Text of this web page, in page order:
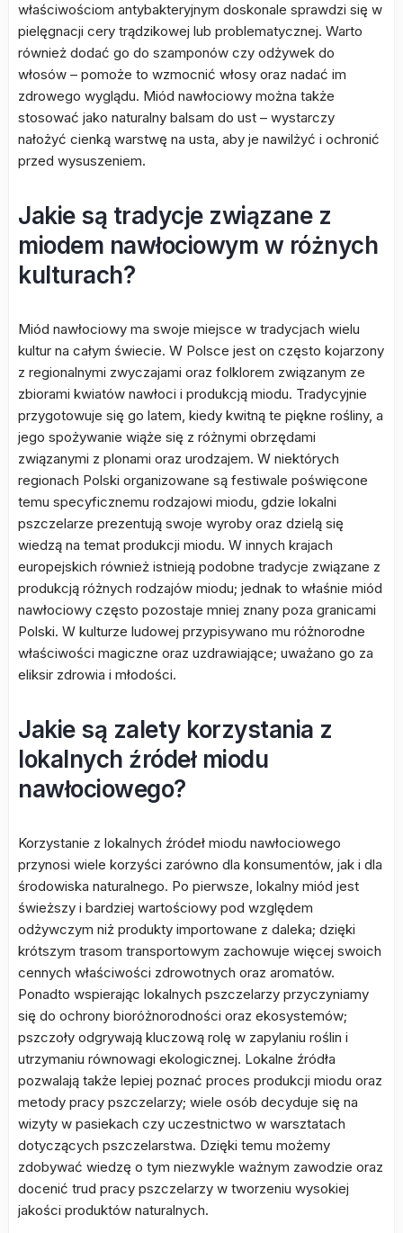
właściwościom antybakteryjnym doskonale sprawdzi się w
pielęgnacji cery trądzikowej lub problematycznej. Warto
również dodać go do szamponów czy odżywek do
włosów – pomoże to wzmocnić włosy oraz nadać im
zdrowego wyglądu. Miód nawłociowy można także
stosować jako naturalny balsam do ust – wystarczy
nałożyć cienką warstwę na usta, aby je nawilżyć i ochronić
przed wysuszeniem.
Jakie są tradycje związane z
miodem nawłociowym w różnych
kulturach?
Miód nawłociowy ma swoje miejsce w tradycjach wielu
kultur na całym świecie. W Polsce jest on często kojarzony
z regionalnymi zwyczajami oraz folklorem związanym ze
zbiorami kwiatów nawłoci i produkcją miodu. Tradycyjnie
przygotowuje się go latem, kiedy kwitną te piękne rośliny, a
jego spożywanie wiąże się z różnymi obrzędami
związanymi z plonami oraz urodzajem. W niektórych
regionach Polski organizowane są festiwale poświęcone
temu specyficznemu rodzajowi miodu, gdzie lokalni
pszczelarze prezentują swoje wyroby oraz dzielą się
wiedzą na temat produkcji miodu. W innych krajach
europejskich również istnieją podobne tradycje związane z
produkcją różnych rodzajów miodu; jednak to właśnie miód
nawłociowy często pozostaje mniej znany poza granicami
Polski. W kulturze ludowej przypisywano mu różnorodne
właściwości magiczne oraz uzdrawiające; uważano go za
eliksir zdrowia i młodości.
Jakie są zalety korzystania z
lokalnych źródeł miodu
nawłociowego?
Korzystanie z lokalnych źródeł miodu nawłociowego
przynosi wiele korzyści zarówno dla konsumentów, jak i dla
środowiska naturalnego. Po pierwsze, lokalny miód jest
świeższy i bardziej wartościowy pod względem
odżywczym niż produkty importowane z daleka; dzięki
krótszym trasom transportowym zachowuje więcej swoich
cennych właściwości zdrowotnych oraz aromatów.
Ponadto wspierając lokalnych pszczelarzy przyczyniamy
się do ochrony bioróżnorodności oraz ekosystemów;
pszczoły odgrywają kluczową rolę w zapylaniu roślin i
utrzymaniu równowagi ekologicznej. Lokalne źródła
pozwalają także lepiej poznać proces produkcji miodu oraz
metody pracy pszczelarzy; wiele osób decyduje się na
wizyty w pasiekach czy uczestnictwo w warsztatach
dotyczących pszczelarstwa. Dzięki temu możemy
zdobywać wiedzę o tym niezwykle ważnym zawodzie oraz
docenić trud pracy pszczelarzy w tworzeniu wysokiej
jakości produktów naturalnych.